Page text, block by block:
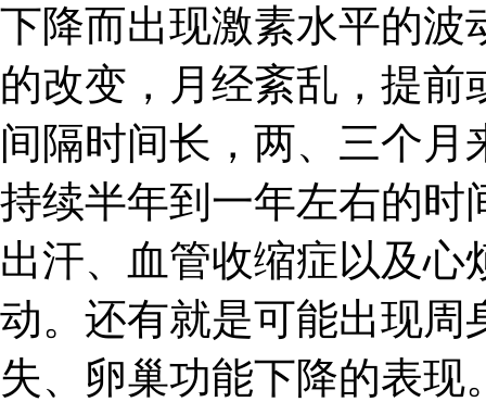
下降而出现激素水平的波
的改变，月经紊乱，提
间隔时间长，两、三个
持续半年到一年左右的时
出汗、血管收缩症以及
动。还有就是可能出现周
失、卵巢功能下降的表